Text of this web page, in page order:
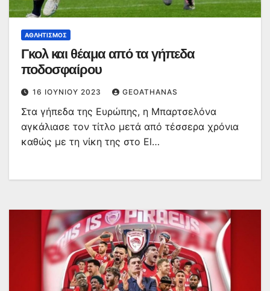
ΑΘΛΗΤΙΣΜΌΣ
Γκολ και θέαμα από τα γήπεδα
ποδοσφαίρου
16 ΙΟΥΝΊΟΥ 2023 GEOATHANAS
Στα γήπεδα της Ευρώπης, η Μπαρτσελόνα
αγκάλιασε τον τίτλο μετά από τέσσερα χρόνια
καθώς με τη νίκη της στο El…